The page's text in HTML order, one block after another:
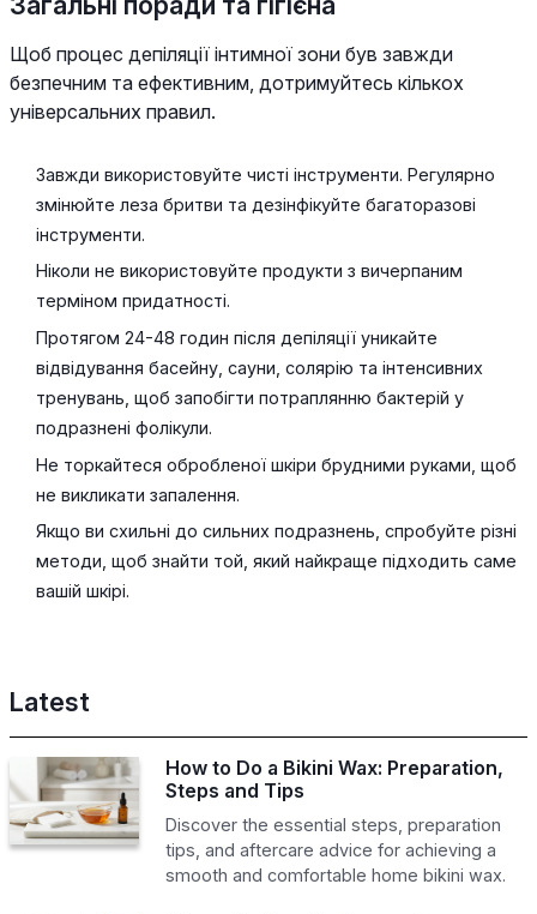
Щоб процес депіляції інтимної зони був завжди
безпечним та ефективним, дотримуйтесь кількох
універсальних правил.
Завжди використовуйте чисті інструменти. Регулярно
змінюйте леза бритви та дезінфікуйте багаторазові
інструменти.
Ніколи не використовуйте продукти з вичерпаним
терміном придатності.
Протягом 24-48 годин після депіляції уникайте
відвідування басейну, сауни, солярію та інтенсивних
тренувань, щоб запобігти потраплянню бактерій у
подразнені фолікули.
Не торкайтеся обробленої шкіри брудними руками, щоб
не викликати запалення.
Якщо ви схильні до сильних подразнень, спробуйте різні
методи, щоб знайти той, який найкраще підходить саме
вашій шкірі.
Latest
How to Do a Bikini Wax: Preparation,
Steps and Tips
Discover the essential steps, preparation
tips, and aftercare advice for achieving a
smooth and comfortable home bikini wax.